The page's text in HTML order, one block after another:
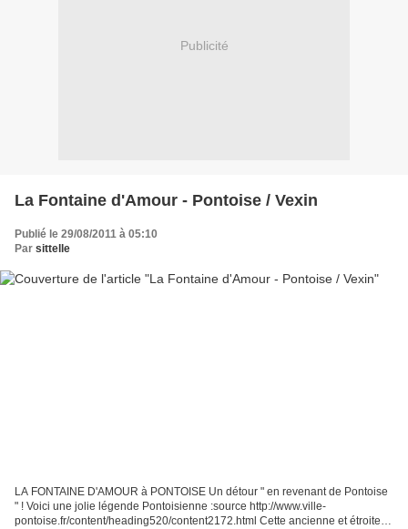
Publicité
La Fontaine d'Amour - Pontoise / Vexin
Publié le 29/08/2011 à 05:10
Par sittelle
LA FONTAINE D'AMOUR à PONTOISE Un détour " en revenant de Pontoise
" ! Voici une jolie légende Pontoisienne :source http://www.ville-
pontoise.fr/content/heading520/content2172.html Cette ancienne et étroite